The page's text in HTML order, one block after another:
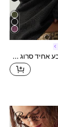
Bohemela מזדמן צבע אחיד סרוג עגול צוואר ארוך שרוול ארוך חולצת טריקו נשים